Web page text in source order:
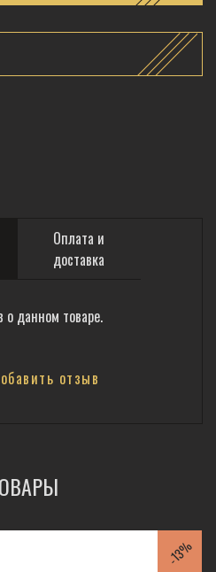
Оплата и
доставка
о данном товаре.
отзыв
-13%